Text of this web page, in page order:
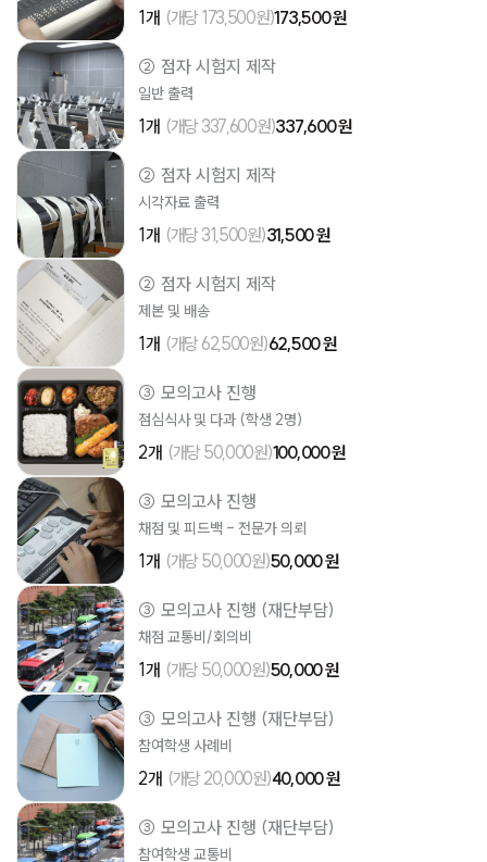
1개 (개당 173,500원)173,500 원
② 점자 시험지 제작
일반 출력
1개 (개당 337,600원)337,600 원
② 점자 시험지 제작
시각자료 출력
1개 (개당 31,500원)31,500 원
② 점자 시험지 제작
제본 및 배송
1개 (개당 62,500원)62,500 원
③ 모의고사 진행
점심식사 및 다과 (학생 2명)
2개 (개당 50,000원)100,000 원
③ 모의고사 진행
채점 및 피드백 - 전문가 의뢰
1개 (개당 50,000원)50,000 원
③ 모의고사 진행 (재단부담)
채점 교통비/회의비
1개 (개당 50,000원)50,000 원
③ 모의고사 진행 (재단부담)
참여학생 사례비
2개 (개당 20,000원)40,000 원
③ 모의고사 진행 (재단부담)
참여학생 교통비